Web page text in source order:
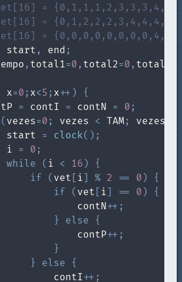
=
=
=
start , end ;
, total1=0 , total2=0 , total3
x=0 ; x<5 ; x++ )
{
= contI = contN = 0 ;
( vezes=0 ; vezes < TAM; vezes
start
= clock( ) ;
i
= 0 ;
while
( i < 16 )
{
if
( vet i % 2 == 0 )
{
if
( vet i == 0 )
{
contN
++ ;
}
else
{
contP
++ ;
}
}
else
{
contI
++ ;